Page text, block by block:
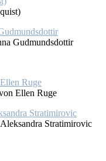
Gud­munds­dot­tir
El­len Ru­ge
Stra­ti­mi­ro­vic